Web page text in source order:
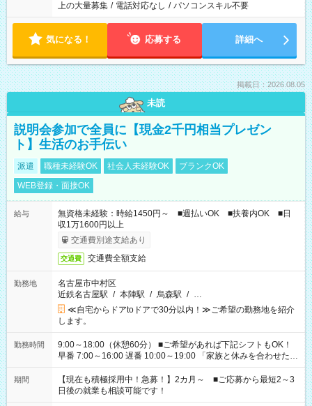
上の大量募集 / 電話対応なし / パソコンスキル不要
気になる！ 応募する 詳細へ
掲載日：2026.08.05
未読
説明会参加で全員に【現金2千円相当プレゼン
ト】生活のお手伝い
派遣 職種未経験OK 社会人未経験OK
ブランクOK
WEB登録・面接OK
給与
無資格未経験：時給1450円～ ■週払いOK ■扶養内OK ■日
収1万1600円以上
交通費別途支給あり
交通費 交通費全額支給
勤務地
名古屋市中村区
近鉄名古屋駅 / 本陣駅 / 烏森駅 / …
≪自宅からドアtoドアで30分以内！≫ご希望の勤務地を紹介
します。
勤務時間
9:00～18:00（休憩60分） ■ご希望があれば下記シフトもOK！
早番 7:00～16:00 遅番 10:00～19:00 「家族と休みを合わせた
い」 「余裕を持って夕飯の準備がしたい」 「できれば残業はし
たくない」 など、ご希望を教えてくださいね。 ※Wワーク希望
の方へ 今ご覧のお仕事で希望する勤務時間と、もう1つのお仕事
の勤務時間。 合計で週40時間を超える場合は応募できません。
期間
【現在も積極採用中！急募！】2カ月～ ■ご応募から最短2～3
日後の就業も相談可能です！